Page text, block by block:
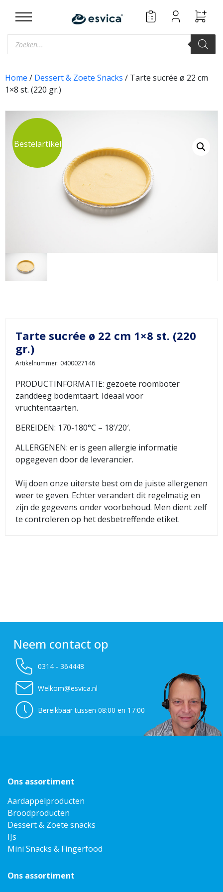
Producten
zoeken
Home / Dessert & Zoete Snacks / Tarte sucrée ø 22 cm
1×8 st. (220 gr.)
Bestelartikel
Tarte sucrée ø 22 cm 1×8 st. (220
gr.)
Artikelnummer: 0400027146
PRODUCTINFORMATIE: gezoete roomboter
zanddeeg bodemtaart. Ideaal voor
vruchtentaarten.
BEREIDEN: 170-180°C – 18’/20′.
ALLERGENEN: er is geen allergie informatie
opgegeven door de leverancier.
Wij doen onze uiterste best om de juiste allergenen
weer te geven. Echter verandert dit regelmatig en
zijn de gegevens onder voorbehoud. Men dient zelf
te controleren op het desbetreffende etiket.
Neem contact op
0314 - 364448
Welkom@esvica.nl
Bereikbaar tussen 08:00 en 17:00
Ons assortiment
Aardappelproducten
Broodproducten
Dessert & Zoete snacks
IJs
Mini Snacks & Fingerfood
Ons assortiment